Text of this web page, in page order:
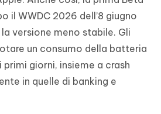
il WWDC 2026 dell’8 giugno
versione meno stabile. Gli
un consumo della batteria
giorni, insieme a crash
in quelle di banking e